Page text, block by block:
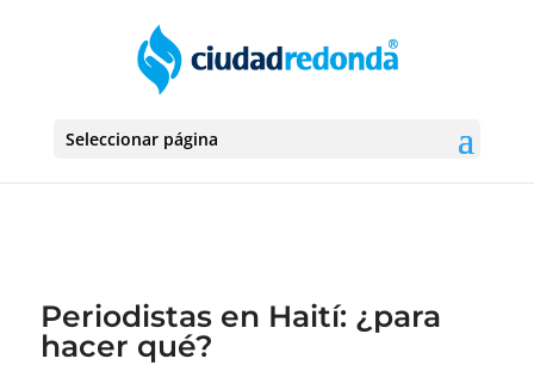
Seleccionar página
Periodistas en Haití: ¿para
hacer qué?